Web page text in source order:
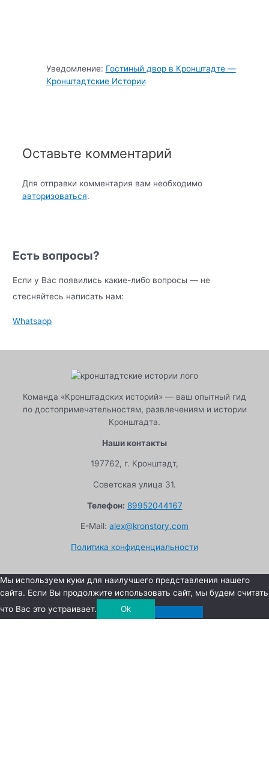
Уведомление: Гостиный двор в Кронштадте —
Кронштадтские Истории
Оставьте комментарий
Для отправки комментария вам необходимо
авторизоваться.
Есть вопросы?
Если у Вас появились какие-либо вопросы — не
стесняйтесь написать нам:
Whatsapp
Команда «Кронштадских историй» — ваш опытный гид
по достопримечательностям, развлечениям и истории
Кронштадта.
Наши контакты
197762, г. Кронштадт,
Советская улица 31.
Телефон: 89952044167
E-Mail: alex@kronstory.com
Политика конфиденциальности
Мы используем куки для наилучшего представления нашего
сайта. Если Вы продолжите использовать сайт, мы будем считать
что Вас это устраивает.
Ok